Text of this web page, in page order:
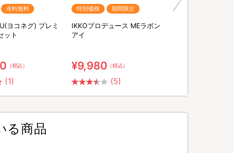
送料無料
ヨコネグ) プレミ
ット
（税込）
(1)
特別価格 期間限定
IKKOプロデュース MEラボン
アイ
¥9,980 （税込）
(5)
る商品